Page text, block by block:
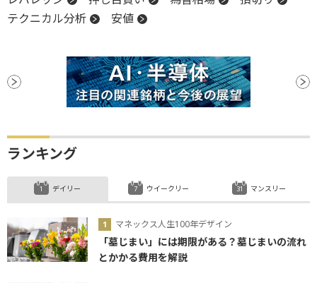
テクニカル分析
安値
ランキング
デイリー
マネックス人生100年デザイン
「墓じまい」には期限がある？墓じまいの流れ
とかかる費用を解説
ウイークリー マンスリー